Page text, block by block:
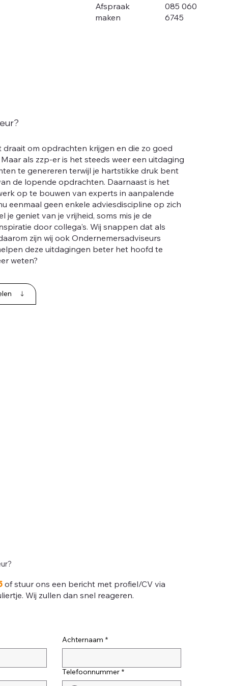
Afspraak
maken
085 060
6745
draait om opdrachten krijgen en die zo goed
als zzp-er is het steeds weer een uitdaging
te genereren terwijl je hartstikke druk bent
de lopende opdrachten. Daarnaast is het
op te bouwen van experts in aanpalende
eenmaal geen enkele adviesdiscipline op zich
je geniet van je vrijheid, soms mis je de
door collega's. Wij snappen dat als
zijn wij ook Ondernemersadviseurs
deze uitdagingen beter het hoofd te
weten?
of stuur ons een bericht met profiel/CV via
Wij zullen dan snel reageren.
Achternaam *
Telefoonnummer *